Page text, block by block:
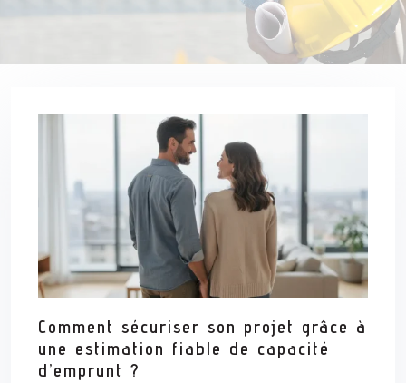
Comment sécuriser son projet grâce à
une estimation fiable de capacité
d’emprunt ?